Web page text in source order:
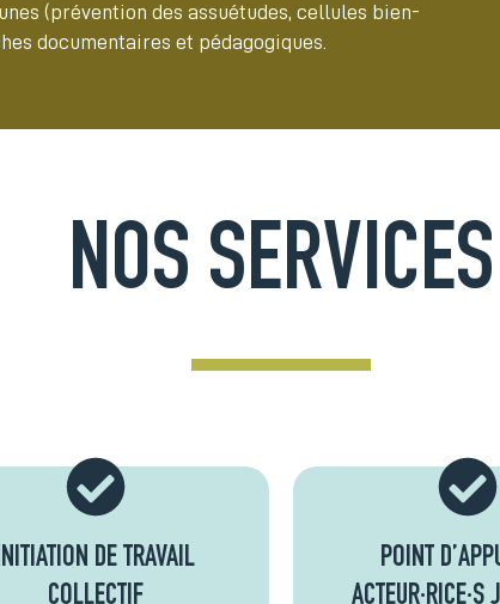
(prévention des assuétudes, cellules bien-
documentaires et pédagogiques.
NOS SERVICES
DE TRAVAIL
COLLECTIF
POINT
ACTEUR·RICE·S